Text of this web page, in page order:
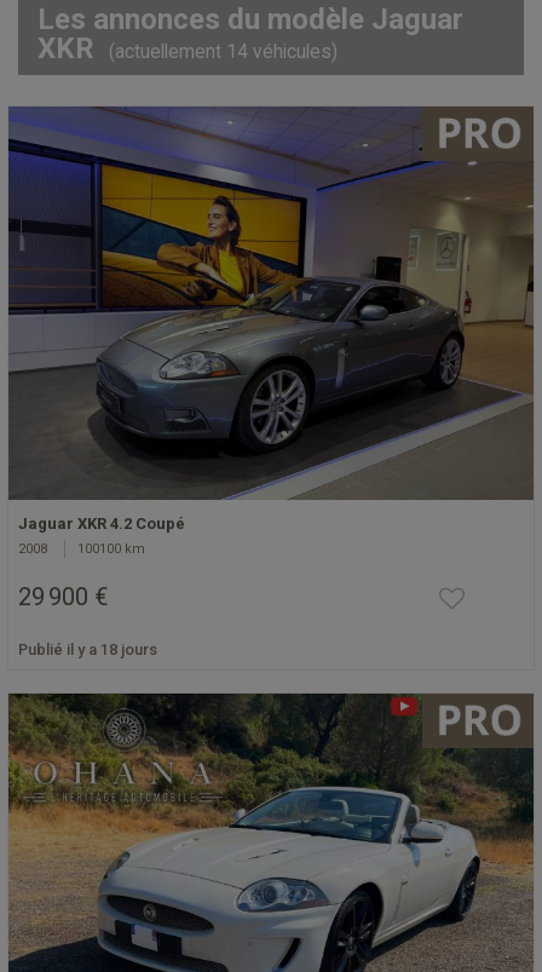
Les annonces du modèle Jaguar
XKR
(actuellement 14 véhicules)
Jaguar XKR 4.2 Coupé
2008 100100 km
29 900 €
Publié il y a 18 jours